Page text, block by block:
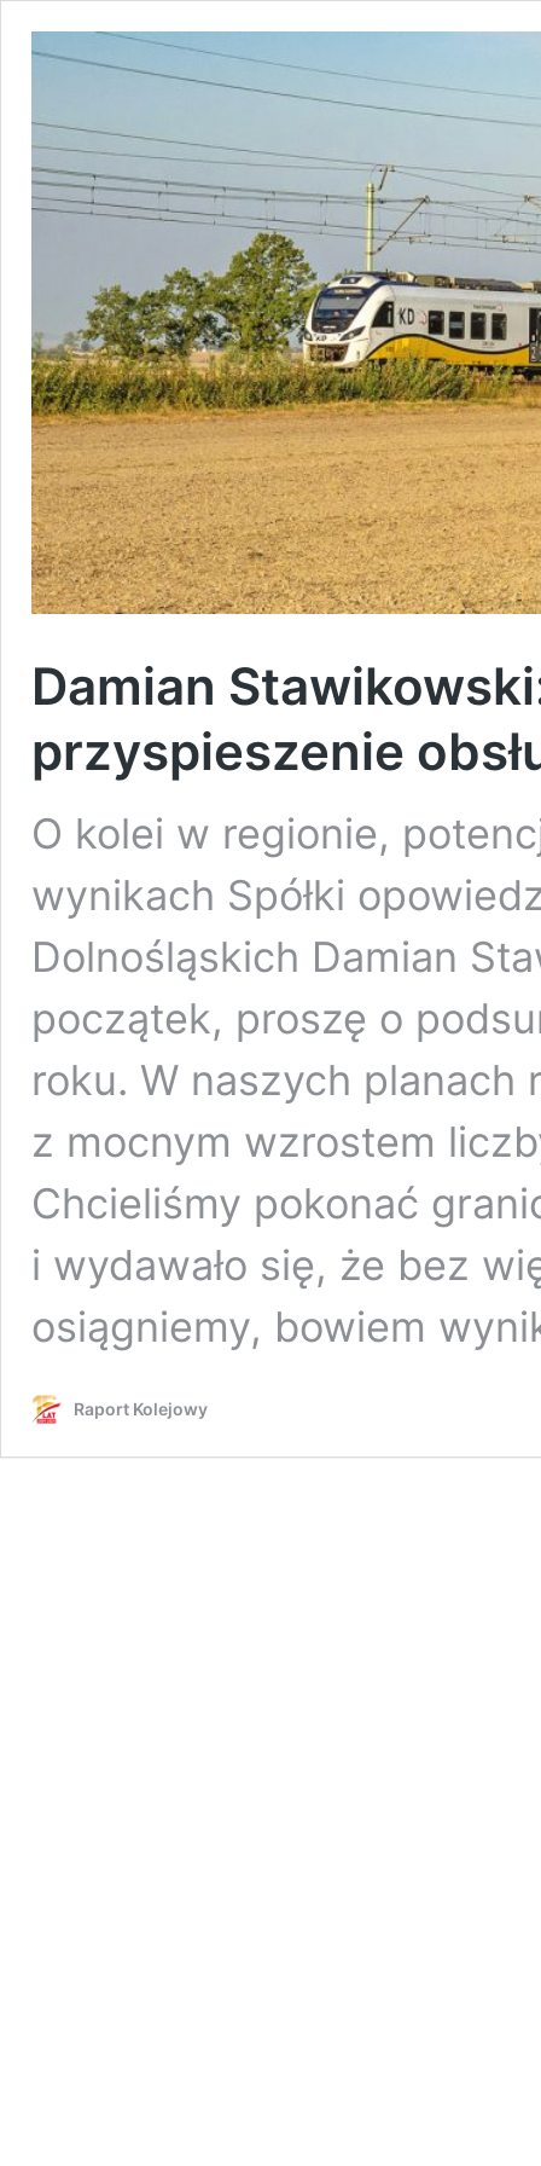
Damian
przyspieszenie
O kolei w regionie,
wynikach Spółki
Dolnośląskich Damian
początek, proszę o
roku. W naszych planach
z mocnym wzrostem
Chcieliśmy pokonać
i wydawało się, że bez
osiągniemy, bowiem
Raport Kolejowy